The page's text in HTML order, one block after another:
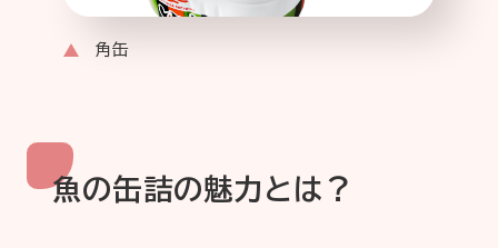
角缶
魚の缶詰の魅力とは？